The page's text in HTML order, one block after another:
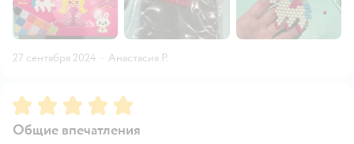
27 сентября 2024 · Анастасия Р.
Рейтинг:5
Общие впечатления